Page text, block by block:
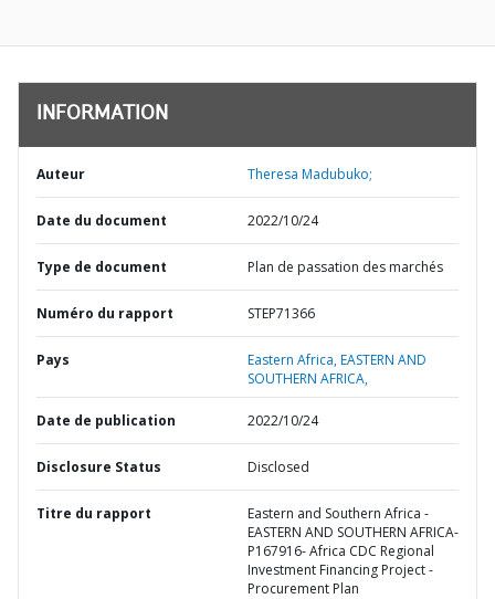
INFORMATION
Auteur Theresa Madubuko;
Date du document 2022/10/24
Type de document Plan de passation des marchés
Numéro du rapport STEP71366
Pays Eastern Africa,EASTERN AND
SOUTHERN AFRICA,
Date de publication 2022/10/24
Disclosure Status Disclosed
Titre du rapport
Eastern and Southern Africa -
EASTERN AND SOUTHERN AFRICA-
P167916- Africa CDC Regional
Investment Financing Project -
Procurement Plan